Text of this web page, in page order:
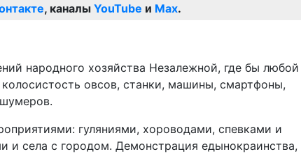
, каналы YouTube и Max.
народного хозяйства Незалежной, где бы любой
овсов, станки, машины, смартфоны,
гуляниями, хороводами, спевками и
и села с городом. Демонстрация едынокраинства,